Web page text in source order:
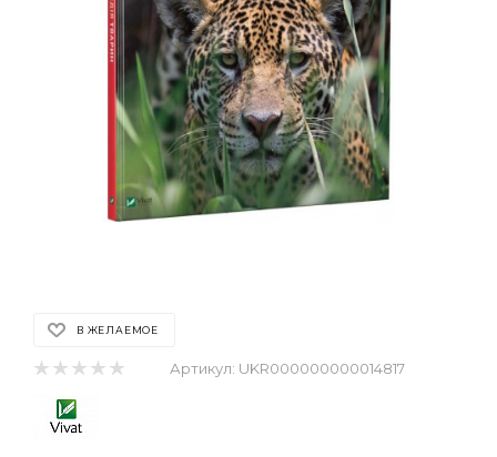
В ЖЕЛАЕМОЕ
Артикул: UKR000000000014817